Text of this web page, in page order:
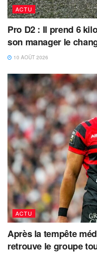
ACTU
Pro D2 : Il prend 6
son manager le
10 AOÛT 2026
ACTU
Après la tempête
retrouve le groupe